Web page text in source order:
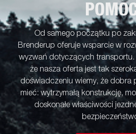
Od samego początku po
Brenderup oferuje wsparcie w
wyzwań dotyczących
że nasza oferta jest tak
doświadczeniu wiemy, że dobra
mieć: wytrzymałą konstrukcję,
doskonałe właściwości